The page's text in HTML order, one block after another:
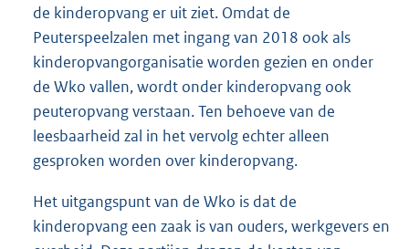
de kinderopvang er uit ziet. Omdat de
Peuterspeelzalen met ingang van 2018 ook als
kinderopvangorganisatie worden gezien en onder
de Wko vallen, wordt onder kinderopvang ook
peuteropvang verstaan. Ten behoeve van de
leesbaarheid zal in het vervolg echter alleen
gesproken worden over kinderopvang.
Het uitgangspunt van de Wko is dat de
kinderopvang een zaak is van ouders, werkgevers en